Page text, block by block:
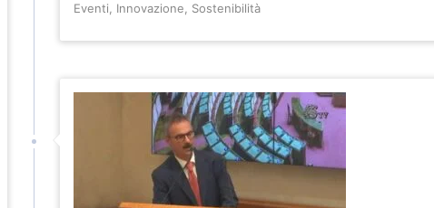
Eventi
Innovazione Sostenibilità